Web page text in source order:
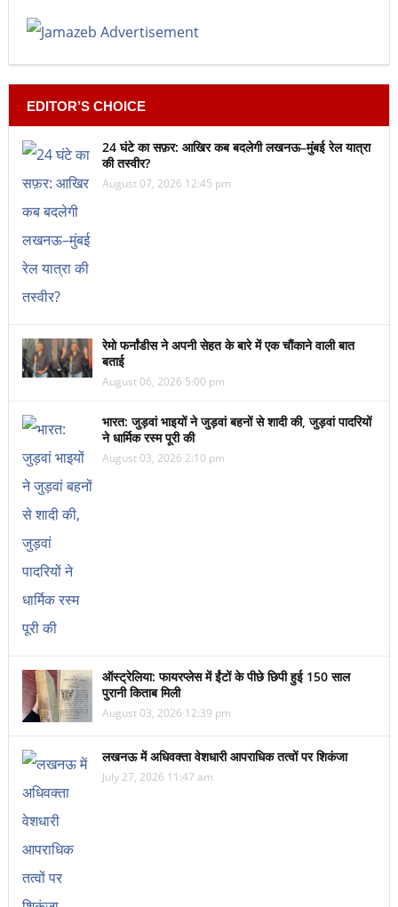
EDITOR’S CHOICE
24 घंटे का सफ़र: आखिर कब बदलेगी लखनऊ–मुंबई रेल यात्रा
की तस्वीर?
August 07, 2026 12:45 pm
रेमो फर्नांडीस ने अपनी सेहत के बारे में एक चौंकाने वाली बात
बताई
August 06, 2026 5:00 pm
भारत: जुड़वां भाइयों ने जुड़वां बहनों से शादी की, जुड़वां पादरियों
ने धार्मिक रस्म पूरी की
August 03, 2026 2:10 pm
ऑस्ट्रेलिया: फायरप्लेस में ईंटों के पीछे छिपी हुई 150 साल
पुरानी किताब मिली
August 03, 2026 12:39 pm
लखनऊ में अधिवक्ता वेशधारी आपराधिक तत्वों पर शिकंजा
July 27, 2026 11:47 am